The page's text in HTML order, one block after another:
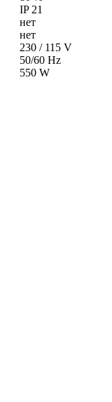
IP 21
нет
нет
230 / 115 V
50/60 Hz
550 W